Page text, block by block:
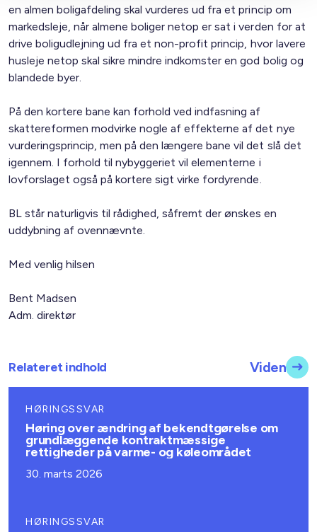
en almen boligafdeling skal vurderes ud fra et princip om
markedsleje, når almene boliger netop er sat i verden for at
drive boligudlejning ud fra et non-profit princip, hvor lavere
husleje netop skal sikre mindre indkomster en god bolig og
blandede byer.
På den kortere bane kan forhold ved indfasning af
skattereformen modvirke nogle af effekterne af det nye
vurderingsprincip, men på den længere bane vil det slå det
igennem. I forhold til nybyggeriet vil elementerne i
lovforslaget også på kortere sigt virke fordyrende.
BL står naturligvis til rådighed, såfremt der ønskes en
uddybning af ovennævnte.
Med venlig hilsen
Bent Madsen
Adm. direktør
Relateret indhold Viden
HØRINGSSVAR
Høring over ændring af bekendtgørelse om
grundlæggende kontraktmæssige
rettigheder på varme- og køleområdet
30. marts 2026
HØRINGSSVAR